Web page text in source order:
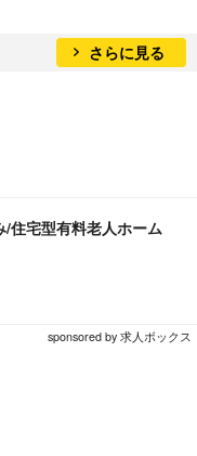
さらに見る
/住宅型有料老人ホーム
sponsored by 求人ボックス